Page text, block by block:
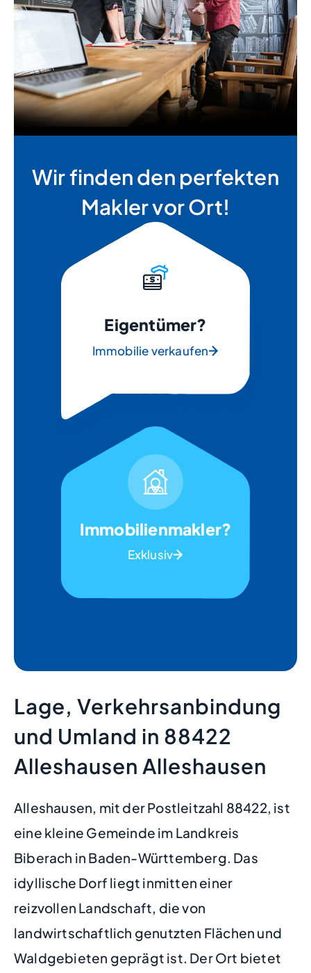
Wir finden den perfekten
Makler vor Ort!
Eigentümer?
Immobilie verkaufen
Immobilienmakler?
Exklusiv
Lage, Verkehrsanbindung
und Umland in 88422
Alleshausen Alleshausen
Alleshausen, mit der Postleitzahl 88422, ist
eine kleine Gemeinde im Landkreis
Biberach in Baden-Württemberg. Das
idyllische Dorf liegt inmitten einer
reizvollen Landschaft, die von
landwirtschaftlich genutzten Flächen und
Waldgebieten geprägt ist. Der Ort bietet